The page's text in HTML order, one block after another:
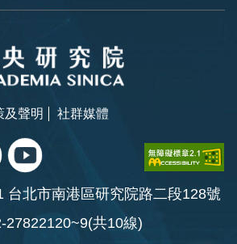
及聲明 社群媒體
台北市南港區研究院路二段128號
27822120~9(共10線)